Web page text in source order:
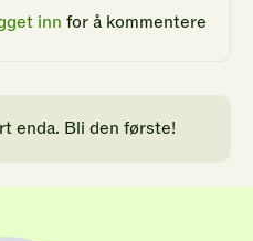
inn for å kommentere
enda. Bli den første!